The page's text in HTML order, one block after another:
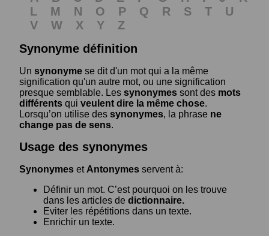
L
M N O P Q R S T
U
V
W X Y
Z
Synonyme définition
Un synonyme se dit d'un mot qui a la même
signification qu'un autre mot, ou une signification
presque semblable. Les synonymes sont des mots
différents qui veulent dire la même chose.
Lorsqu’on utilise des synonymes, la phrase ne
change pas de sens.
Usage des synonymes
Synonymes et Antonymes servent à:
Définir un mot. C’est pourquoi on les trouve
dans les articles de dictionnaire.
Eviter les répétitions dans un texte.
Enrichir un texte.